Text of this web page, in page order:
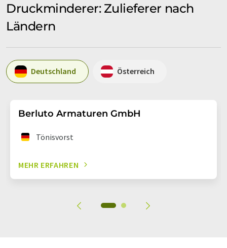
Druckminderer: Zulieferer nach
Ländern
Deutschland Österreich
Berluto Armaturen GmbH
Tönisvorst
MEHR ERFAHREN